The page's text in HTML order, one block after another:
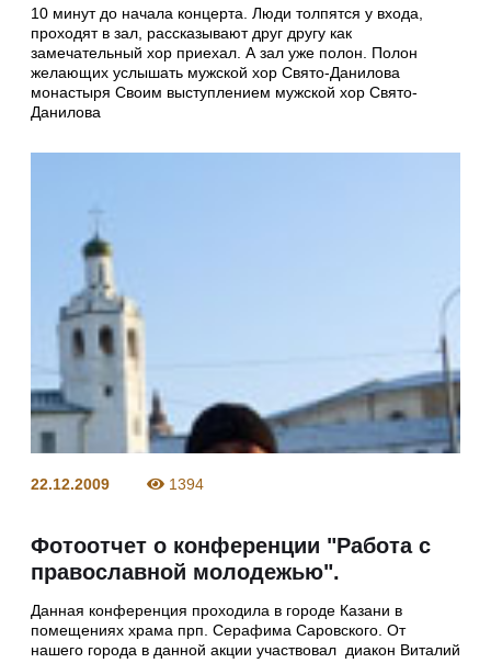
10 минут до начала концерта. Люди толпятся у входа,
проходят в зал, рассказывают друг другу как
замечательный хор приехал. А зал уже полон. Полон
желающих услышать мужской хор Свято-Данилова
монастыря Своим выступлением мужской хор Свято-
Данилова
22.12.2009 1394
Фотоотчет о конференции "Работа с
православной молодежью".
Данная конференция проходила в городе Казани в
помещениях храма прп. Серафима Саровского. От
нашего города в данной акции участвовал диакон Виталий